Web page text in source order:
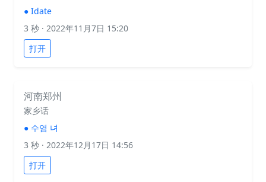
● Idate
3 秒 · 2022年11月7日 15:20
打开
河南郑州
家乡话
● 수염 녀
3 秒 · 2022年12月17日 14:56
打开